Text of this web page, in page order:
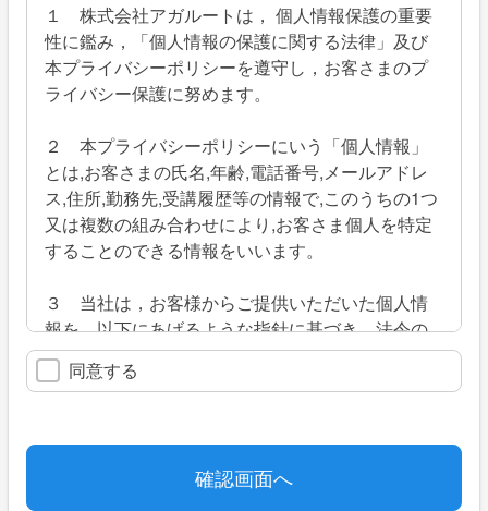
１ 株式会社アガルートは， 個人情報保護の重要
性に鑑み，「個人情報の保護に関する法律」及び
本プライバシーポリシーを遵守し，お客さまのプ
ライバシー保護に努めます。
２ 本プライバシーポリシーにいう「個人情報」
とは,お客さまの氏名,年齢,電話番号,メールアドレ
ス,住所,勤務先,受講履歴等の情報で,このうちの1つ
又は複数の組み合わせにより,お客さま個人を特定
することのできる情報をいいます。
３ 当社は，お客様からご提供いただいた個人情
報を，以下にあげるような指針に基づき，法令の
範囲内でお客様のご要望に沿った取扱いを致しま
す。同意する